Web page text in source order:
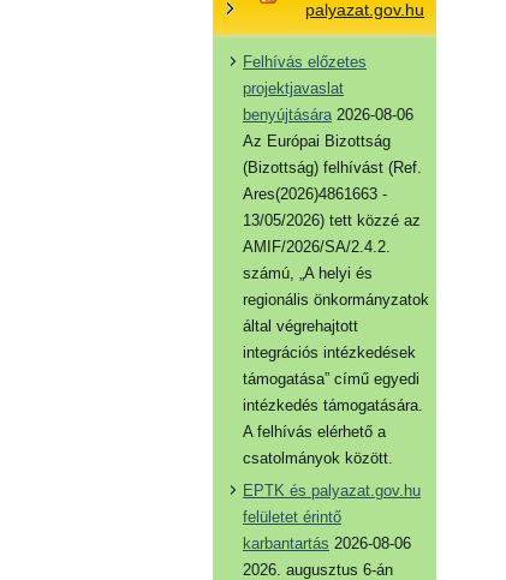
palyazat.gov.hu
Felhívás előzetes
projektjavaslat
benyújtására 2026-08-06
Az Európai Bizottság
(Bizottság) felhívást (Ref.
Ares(2026)4861663 -
13/05/2026) tett közzé az
AMIF/2026/SA/2.4.2.
számú, „A helyi és
regionális önkormányzatok
által végrehajtott
integrációs intézkedések
támogatása” című egyedi
intézkedés támogatására.
A felhívás elérhető a
csatolmányok között.
EPTK és palyazat.gov.hu
felületet érintő
karbantartás 2026-08-06
2026. augusztus 6-án